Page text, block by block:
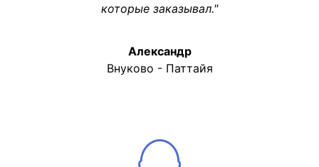
которые заказывал."
Александр
Внуково - Паттайя